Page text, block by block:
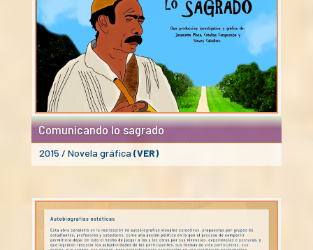
Comunicando lo sagrado
2015 / Novela gráfica (VER)